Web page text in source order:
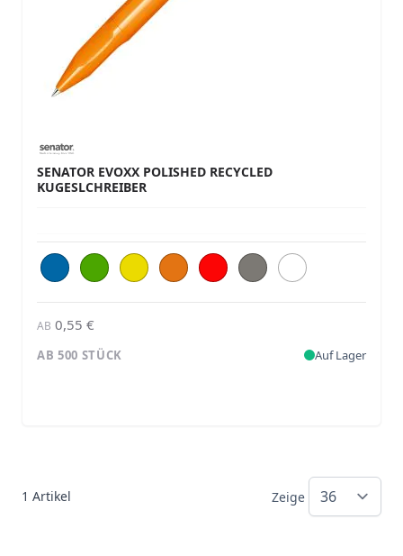
SENATOR EVOXX POLISHED RECYCLED
KUGESLCHREIBER
AB 0,55 €
AB 500 STÜCK Auf Lager
1 Artikel Zeige